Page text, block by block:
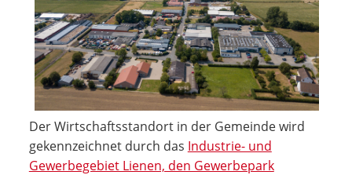
Der Wirtschaftsstandort in der Gemeinde wird
gekennzeichnet durch das Industrie- und
Gewerbegebiet Lienen, den Gewerbepark